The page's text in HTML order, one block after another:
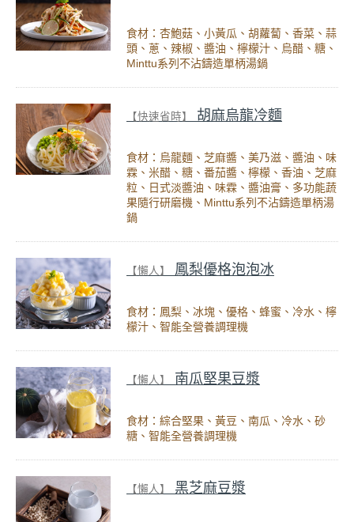
食材：杏鮑菇、小黃瓜、胡蘿蔔、香菜、蒜
頭、蔥、辣椒、醬油、檸檬汁、烏醋、糖、
Minttu系列不沾鑄造單柄湯鍋
【快速省時】 胡麻烏龍冷麵
食材：烏龍麵、芝麻醬、美乃滋、醬油、味
霖、米醋、糖、番茄醬、檸檬、香油、芝麻
粒、日式淡醬油、味霖、醬油膏、多功能蔬
果隨行研磨機、Minttu系列不沾鑄造單柄湯
鍋
【懶人】 鳳梨優格泡泡冰
食材：鳳梨、冰塊、優格、蜂蜜、冷水、檸
檬汁、智能全營養調理機
【懶人】 南瓜堅果豆漿
食材：綜合堅果、黃豆、南瓜、冷水、砂
糖、智能全營養調理機
【懶人】 黑芝麻豆漿